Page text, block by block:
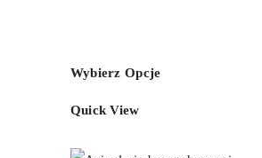
Wybierz Opcje
Quick View